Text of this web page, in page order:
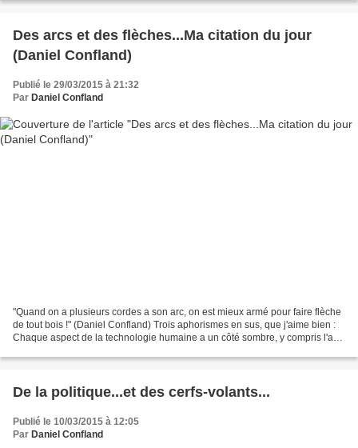
Des arcs et des flèches...Ma citation du jour
(Daniel Confland)
Publié le 29/03/2015 à 21:32
Par Daniel Confland
"Quand on a plusieurs cordes a son arc, on est mieux armé pour faire flèche
de tout bois !" (Daniel Confland) Trois aphorismes en sus, que j'aime bien :
Chaque aspect de la technologie humaine a un côté sombre, y compris l'arc
De la politique...et des cerfs-volants...
Publié le 10/03/2015 à 12:05
Par Daniel Confland